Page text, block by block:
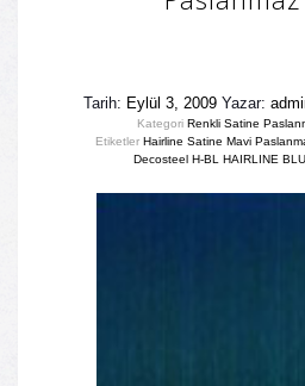
Tarih: Eylül 3, 2009 Yazar:
Kategori Renkli Satine
Etiketler Hairline Satine Mavi
Decosteel H-BL HAIRLINE